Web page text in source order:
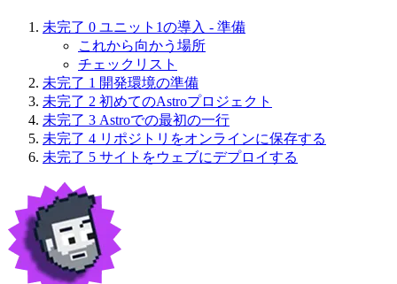
未完了 0 ユニット1の導入 - 準備
これから向かう場所
チェックリスト
未完了 1 開発環境の準備
未完了 2 初めてのAstroプロジェクト
未完了 3 Astroでの最初の一行
未完了 4 リポジトリをオンラインに保存する
未完了 5 サイトをウェブにデプロイする